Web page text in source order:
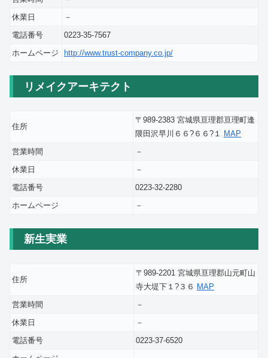
休業日
－
電話番号
0223-35-7567
ホームページ
http://www.trust-company.co.jp/
リメイクアーキテクト
住所
〒989-2383 宮城県亘理郡亘理町逢
隈田沢早川６６?６６?１ MAP
営業時間
－
休業日
－
電話番号
0223-32-2280
ホームページ
－
新生実業
住所
〒989-2201 宮城県亘理郡山元町山
寺大堤下１?３６ MAP
営業時間
－
休業日
－
電話番号
0223-37-6520